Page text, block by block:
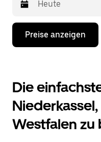
Drücke
Nach-
mit
dem
Kalender
zu
interagieren
und
Preise anzeigen
Die
Westfalen zu